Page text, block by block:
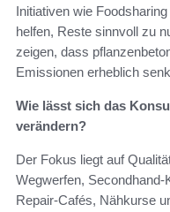
Initiativen wie
helfen, Reste sinnvoll zu
zeigen, dass
Emissionen erheblich
Wie lässt sich das
verändern?
Der Fokus liegt auf
Wegwerfen, Secondhand-
Repair-Cafés, Nähkurse